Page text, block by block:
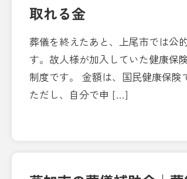
取れる金
葬儀を終えたあと、上尾市では公
す。故人様が加入していた健康保
制度です。 金額は、国民健康保険
ただし、自分で申 […]